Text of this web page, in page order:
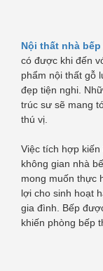
Nội thất nhà bếp
có được khi đến
phẩm nội thất gỗ
đẹp tiện nghi.
trúc sư sẽ mang
thú vị.
Việc tích hợp
không gian nhà
mong muốn thực
lợi cho sinh hoạt
gia đình. Bếp
khiến phòng bếp